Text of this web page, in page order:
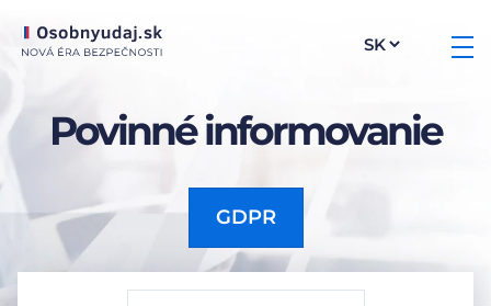
Povinné informovanie
GDPR